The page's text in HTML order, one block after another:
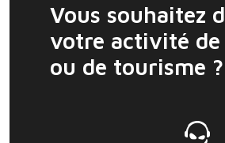
Vous souhaitez
votre activité
ou de tourisme ?